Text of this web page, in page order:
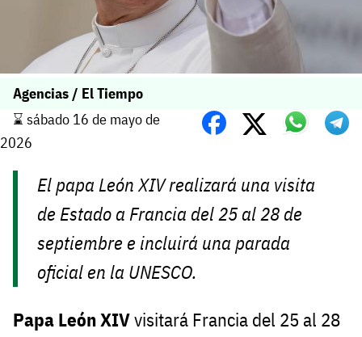
Agencias / El Tiempo
⌛️ sábado 16 de mayo de
2026
El papa León XIV realizará una visita
de Estado a Francia del 25 al 28 de
septiembre e incluirá una parada
oficial en la UNESCO.
Papa León XIVvisitará Francia del 25 al 28